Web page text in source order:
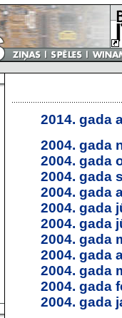
2014. gada
2004. gada
2004. gada
2004. gada
2004. gada
2004. gada
2004. gada
2004. gada
2004. gada
2004. gada
2004. gada
2004. gada